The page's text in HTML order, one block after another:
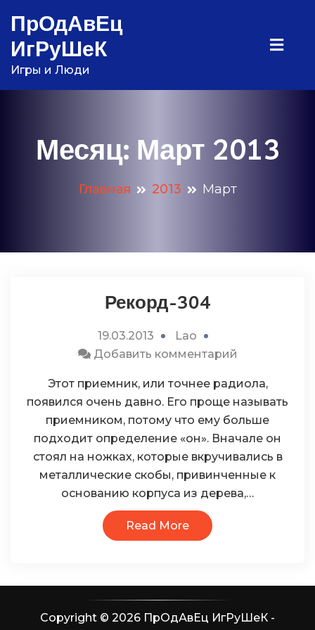
содержимому
ПрОдАвЕц
ИгРуШеК
Игры и Люди
Месяц: Март 2013
Главная 2013 Март
Рекорд-304
19.03.2013
Lao
Добавить комментарий
Этот приемник, или точнее радиола,
появился очень давно. Его проще называть
приемником, потому что ему больше
подходит определение «он». Вначале он
стоял на ножках, которые вкручивались в
металлические скобы, привинченные к
основанию корпуса из дерева,…
Read More
Copyright © 2026 ПрОдАвЕц ИгРуШеК -